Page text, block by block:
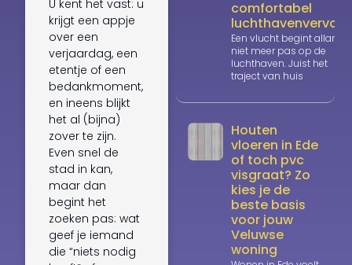
U kent het vast: u
krijgt een appje
over een
verjaardag, een
etentje of een
bedankmoment,
en ineens blijkt
het al (bijna)
zover te zijn.
Even snel de
stad in kan,
maar dan
begint het
zoeken pas: wat
geef je iemand
die “niets nodig
comfortabel
luchthavenvervoer
Een vlucht begint allang
niet meer pas op de
luchthaven. Juist het
traject van huis
Houten
vloeren in Ede
of toch pvc
visgraat? Zo
kies je de
beste basis
voor jouw
Veluwse
woning